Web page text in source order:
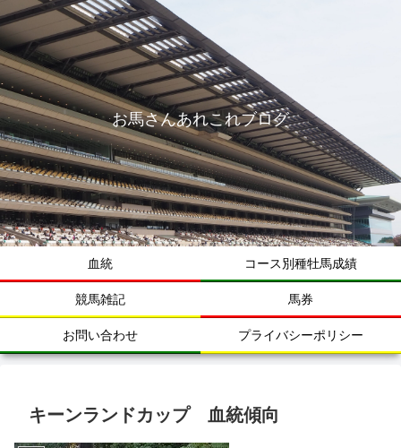
お馬さんあれこれブログ
血統 コース別種牡馬成績
競馬雑記 馬券
お問い合わせ プライバシーポリシー
キーンランドカップ 血統傾向